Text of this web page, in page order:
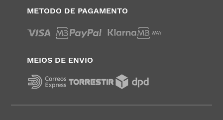
METODO DE PAGAMENTO
MEIOS DE ENVIO